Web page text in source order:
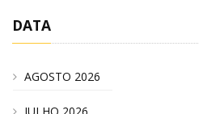
DATA
AGOSTO 2026
JULHO 2026